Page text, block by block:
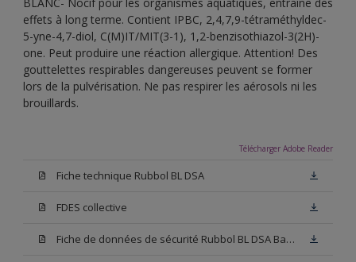
effets à long terme. Contient IPBC, 2,4,7,9-tétraméthyldec-
5-yne-4,7-diol, C(M)IT/MIT(3-1), 1,2-benzisothiazol-3(2H)-
one. Peut produire une réaction allergique. Attention! Des
gouttelettes respirables dangereuses peuvent se former
lors de la pulvérisation. Ne pas respirer les aérosols ni les
brouillards.
Télécharger Adobe Reader
Fiche technique Rubbol BL DSA
FDES collective
Fiche de données de sécurité Rubbol BL DSA Base N00